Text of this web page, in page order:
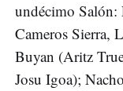
undécimo Salón:
Cameros Sierra,
Buyan (Aritz
Josu Igoa);